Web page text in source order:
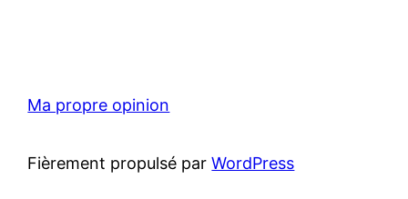
Ma propre opinion
Fièrement propulsé parWordPress